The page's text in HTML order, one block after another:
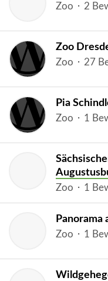
Zoo ⬝ 2
Zoo
Zoo ⬝ 27
Pia
Zoo ⬝ 1
Zoo ⬝ 1
Panorama
Zoo ⬝ 1